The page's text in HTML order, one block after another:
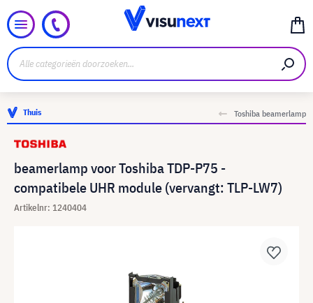
Thuis Toshiba beamerlamp
beamerlamp voor Toshiba TDP-P75 -
compatibele UHR module (vervangt: TLP-LW7)
Artikelnr: 1240404